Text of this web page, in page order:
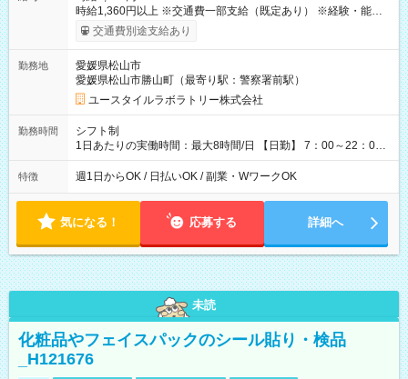
時給1,360円以上 ※交通費一部支給（既定あり） ※経験・能力を
考慮して決定します 【収入例】 週1回勤務の場合：1,360円×8時
間×4回=4万3,520円 週3回勤務の場合：1,360円×8時間×12回
7,600円 【試用期間】試用期間あり 試用期間の長さ：2ヶ月
※ 雇用形態と給与に、本採用時と異なる部分があります。 雇用
形態：本採用時と同じです。 給与：時給 1,040円以上
交通費別途支給あり
勤務地
愛媛県松山市
愛媛県松山市勝山町（最寄り駅：警察署前駅）
ユースタイルラボラトリー株式会社
勤務時間
シフト制
1日あたりの実働時間：最大8時間/日 【日勤】 7：00～22：00
の間で8時間勤務（休憩時間は法定通り） ※週1日～OK ／ 夜勤
なし ＊＊ 勤務時間例 ＊＊ ■8時から17時 ■9時から18時 ■10
定（毎週同じ曜日勤務）
特徴 週1日からOK / 日払いOK / 副業・WワークOK
気になる！ 応募する 詳細へ
未読
化粧品やフェイスパックのシール貼り・検品
_H121676